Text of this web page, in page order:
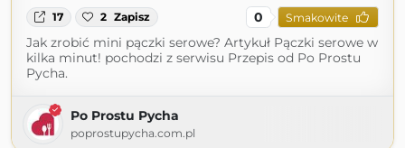
17 2 Zapisz 0 Smakowite
Jak zrobić mini pączki serowe? Artykuł Pączki serowe w
kilka minut! pochodzi z serwisu Przepis od Po Prostu
Pycha.
Po Prostu Pycha
poprostupycha.com.pl